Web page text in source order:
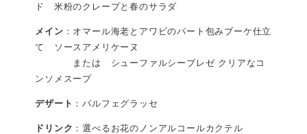
ド 米粉のクレープと春のサラダ
メイン ：オマール海老とアワビのパート包みブーケ仕立
て ソースアメリケーヌ
または シューファルシーブレゼ クリアなコ
ンソメスープ
デザート ：パルフェグラッセ
ドリンク ：選べるお花のノンアルコールカクテル